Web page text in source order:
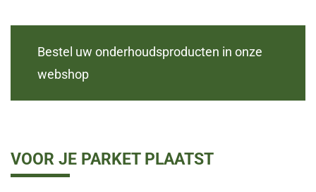
Bestel uw onderhoudsproducten in onze
webshop
VOOR JE PARKET PLAATST